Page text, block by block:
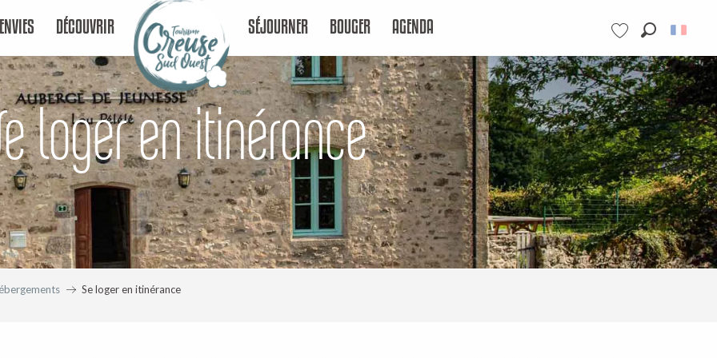
Voir les favoris
DÉCOUVRIR SÉJOURNER BOUGER AGENDA
loger en itinérance
Se loger en itinérance